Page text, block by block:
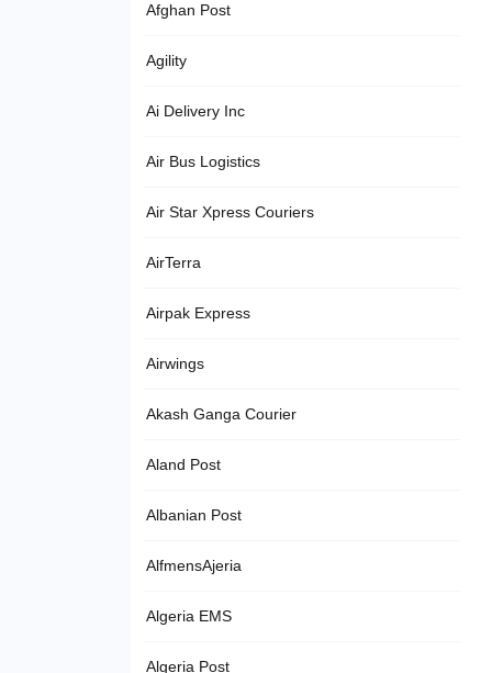
Afghan Post
Agility
Ai Delivery Inc
Air Bus Logistics
Air Star Xpress Couriers
AirTerra
Airpak Express
Airwings
Akash Ganga Courier
Aland Post
Albanian Post
AlfmensAjeria
Algeria EMS
Algeria Post